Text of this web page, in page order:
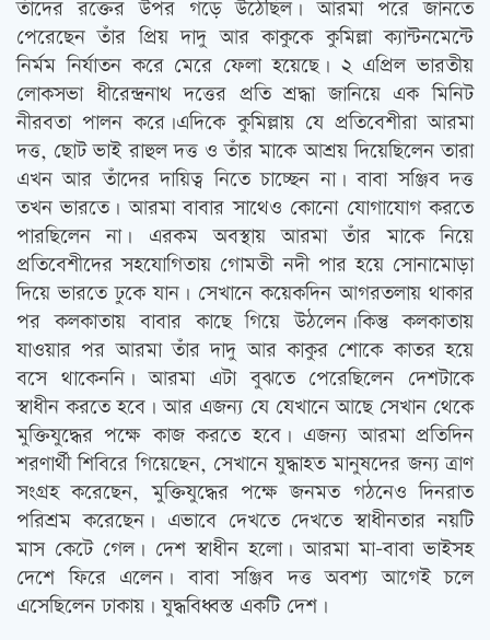
তাঁদের রক্তের উপর গড়ে উঠেছিল। আরমা পরে জানতে
পেরেছেন তাঁর প্রিয় দাদু আর কাকুকে কুমিল্লা ক্যান্টনমেন্টে
নির্মম নির্যাতন করে মেরে ফেলা হয়েছে। ২ এপ্রিল ভারতীয়
লোকসভা ধীরেন্দ্রনাথ দত্তের প্রতি শ্রদ্ধা জানিয়ে এক মিনিট
নীরবতা পালন করে।এদিকে কুমিল্লায় যে প্রতিবেশীরা আরমা
দত্ত, ছোট ভাই রাহুল দত্ত ও তাঁর মাকে আশ্রয় দিয়েছিলেন তারা
এখন আর তাঁদের দায়িত্ব নিতে চাচ্ছেন না। বাবা সঞ্জিব দত্ত
তখন ভারতে। আরমা বাবার সাথেও কোনো যোগাযোগ করতে
পারছিলেন না। এরকম অবস্থায় আরমা তাঁর মাকে নিয়ে
প্রতিবেশীদের সহযোগিতায় গোমতী নদী পার হয়ে সোনামোড়া
দিয়ে ভারতে ঢুকে যান। সেখানে কয়েকদিন আগরতলায় থাকার
পর কলকাতায় বাবার কাছে গিয়ে উঠলেন।কিন্তু কলকাতায়
যাওয়ার পর আরমা তাঁর দাদু আর কাকুর শোকে কাতর হয়ে
বসে থাকেননি। আরমা এটা বুঝতে পেরেছিলেন দেশটাকে
স্বাধীন করতে হবে। আর এজন্য যে যেখানে আছে সেখান থেকে
মুক্তিযুদ্ধের পক্ষে কাজ করতে হবে। এজন্য আরমা প্রতিদিন
শরণার্থী শিবিরে গিয়েছেন, সেখানে যুদ্ধাহত মানুষদের জন্য ত্রাণ
সংগ্রহ করেছেন, মুক্তিযুদ্ধের পক্ষে জনমত গঠনেও দিনরাত
পরিশ্রম করেছেন। এভাবে দেখতে দেখতে স্বাধীনতার নয়টি
মাস কেটে গেল। দেশ স্বাধীন হলো। আরমা মা-বাবা ভাইসহ
দেশে ফিরে এলেন। বাবা সঞ্জিব দত্ত অবশ্য আগেই চলে
এসেছিলেন ঢাকায়। যুদ্ধবিধ্বস্ত একটি দেশ।